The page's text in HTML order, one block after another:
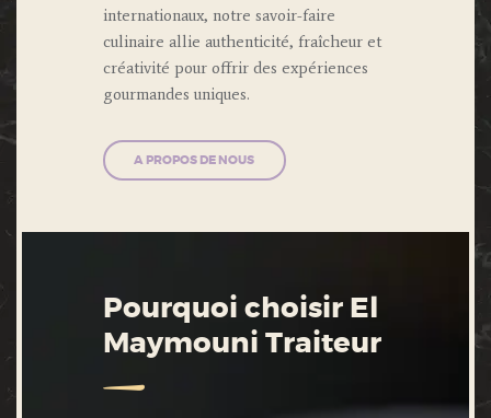
internationaux, notre savoir-faire
culinaire allie authenticité, fraîcheur et
créativité pour offrir des expériences
gourmandes uniques.
A PROPOS DE NOUS
Pourquoi choisir El
Maymouni Traiteur